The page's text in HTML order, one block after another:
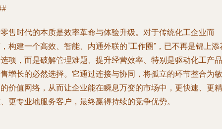
售时代的本质是效率革命与体验升级。对于传统化工企业而
构建一个高效、智能、内通外联的“工作圈”，已不再是锦上添
项，而是破解管理难题、提升经营效率、特别是驱动化工产品
增长的必然选择。它通过连接与协同，将孤立的环节整合为敏
价值网络，从而让企业能在瞬息万变的市场中，更快速、更精
更专业地服务客户，最终赢得持续的竞争优势。